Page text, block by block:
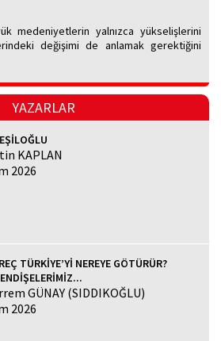
medeniyetlerin yalnızca yükselişlerini
değişimi de anlamak gerektiğini
YAZARLAR
KAPLAN
2026
TÜRKİYE’Yİ NEREYE GÖTÜRÜR?
GÜNAY (SIDDIKOĞLU)
2026